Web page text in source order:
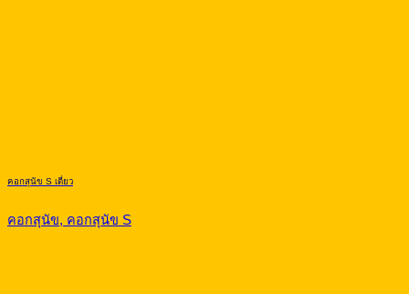
คอกสุนัข S เดี่ยว
คอกสุนัข, คอกสุนัข S